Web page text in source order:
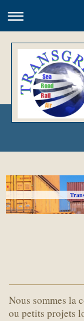
Nous sommes la
ou petits projets